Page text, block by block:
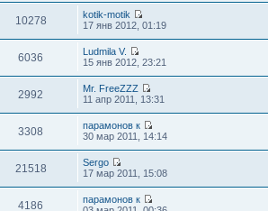
10278
kotik-motik
17 янв 2012, 01:19
6036
Ludmila V.
15 янв 2012, 23:21
2992
Mr. FreeZZZ
11 апр 2011, 13:31
3308
парамонов к
30 мар 2011, 14:14
21518
Sergo
17 мар 2011, 15:08
4186
парамонов к